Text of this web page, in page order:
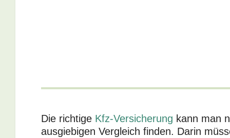
Die richtige Kfz-Versicherung kann man
ausgiebigen Vergleich finden. Darin